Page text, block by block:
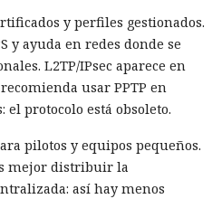
y perfiles gestionados.
y ayuda en redes donde se
L2TP/IPsec aparece en
usar PPTP en
protocolo está obsoleto.
pilotos y equipos pequeños.
mejor distribuir la
así hay menos